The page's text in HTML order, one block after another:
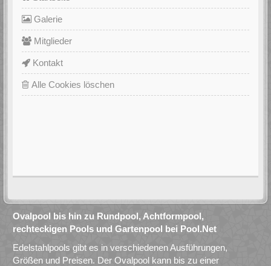
Galerie
Mitglieder
Kontakt
Alle Cookies löschen
Ovalpool bis hin zu Rundpool, Achtformpool,
rechteckigen Pools und Gartenpool bei Pool.Net
Edelstahlpools gibt es in verschiedenen Ausführungen,
Größen und Preisen. Der Ovalpool kann bis zu einer